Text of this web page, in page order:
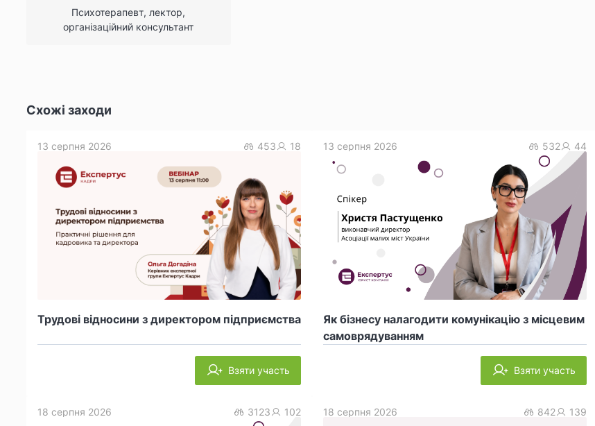
Психотерапевт, лектор,
організаційний консультант
Схожі заходи
Трудові відносини з директором підприємства
13 серпня 2026 453 18
Взяти участь
Як бізнесу налагодити комунікацію з місцевим
самоврядуванням
13 серпня 2026 532 44
Взяти участь
18 серпня 2026 3123 102 18 серпня 2026 842 139